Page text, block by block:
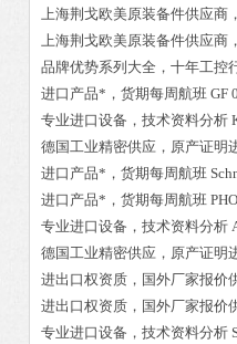
上海荆戈欧美原装备件供应商
上海荆戈欧美原装备件供应商
品牌优势系列大全，十年工控
进口产品*，货期每周航班 GF
专业进口设备，技术资料分析
德国工业精密供应，原产证明
进口产品*，货期每周航班
进口产品*，货期每周航班
专业进口设备，技术资料分析
德国工业精密供应，原产证明
进出口权资质，国外厂家报价
进出口权资质，国外厂家报价
专业进口设备，技术资料分析